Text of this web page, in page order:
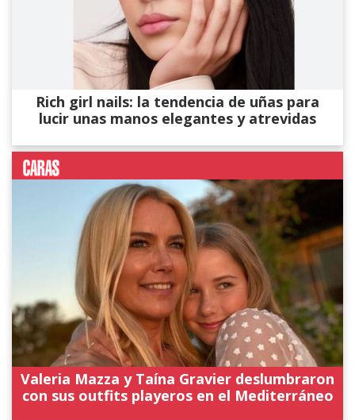
Rich girl nails: la tendencia de uñas para
lucir unas manos elegantes y atrevidas
Valeria Mazza y Taína Gravier deslumbraron
con sus outfits playeros en el Mediterráneo